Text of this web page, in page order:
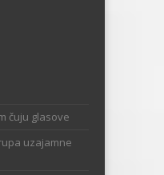
čuju glasove
uzajamne